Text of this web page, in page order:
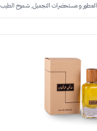
العطور و مستحضرات التجميل, شموخ الطيب